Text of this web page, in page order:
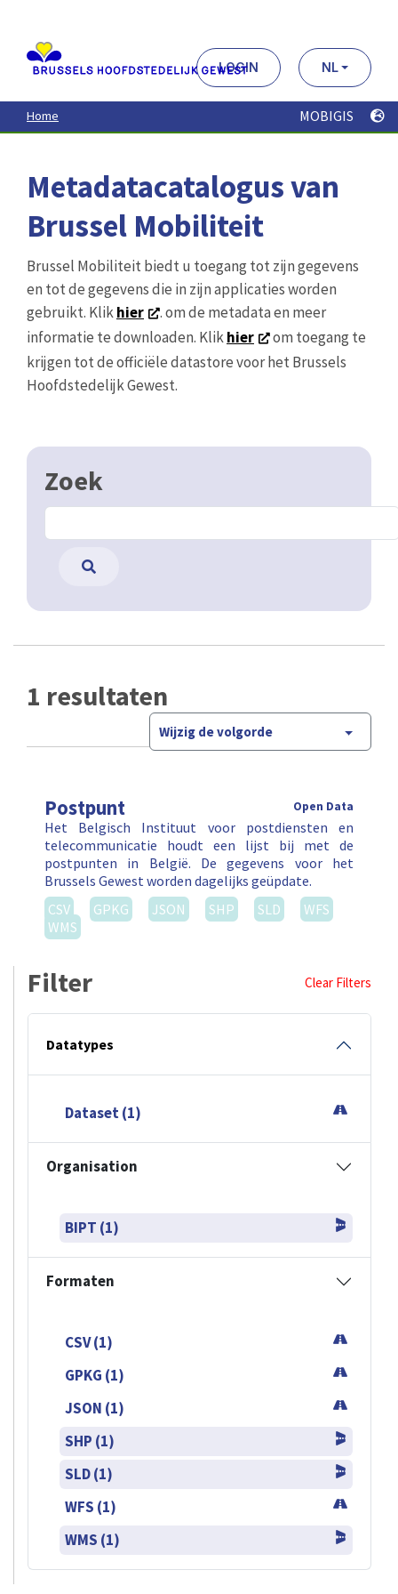
contenu
principal
LOGIN NL
Home MOBIGIS
Metadatacatalogus van
Brussel Mobiliteit
Brussel Mobiliteit biedt u toegang tot zijn gegevens
en tot de gegevens die in zijn applicaties worden
gebruikt. Klikhier
. om de metadata en meer
informatie te downloaden. Klikhier
om toegang te
krijgen tot de officiële datastore voor het Brussels
Hoofdstedelijk Gewest.
Zoek
1 resultaten
Wijzig de volgorde
Postpunt Open Data
Het Belgisch Instituut voor postdiensten en
telecommunicatie houdt een lijst bij met de
postpunten in België. De gegevens voor het
Brussels Gewest worden dagelijks geüpdate.
CSV
GPKG JSON SHP SLD
WFS
WMS
Filter Clear Filters
Datatypes
Dataset (1)
Organisation
BIPT (1)
Formaten
CSV (1)
GPKG (1)
JSON (1)
SHP (1)
SLD (1)
WFS (1)
WMS (1)